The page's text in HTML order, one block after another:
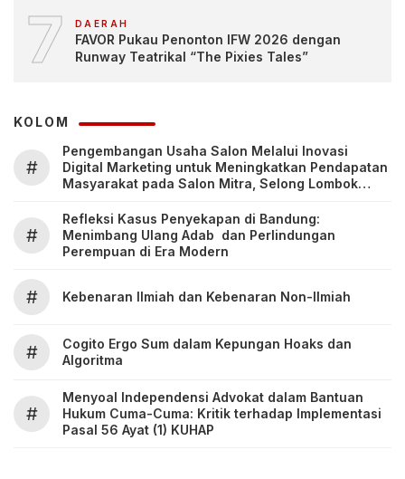
7 DAERAH
FAVOR Pukau Penonton IFW 2026 dengan
Runway Teatrikal “The Pixies Tales”
KOLOM
#
Pengembangan Usaha Salon Melalui Inovasi
Digital Marketing untuk Meningkatkan Pendapatan
Masyarakat pada Salon Mitra, Selong Lombok
#
Refleksi Kasus Penyekapan di Bandung:
Menimbang Ulang Adab dan Perlindungan
Perempuan di Era Modern
# Kebenaran Ilmiah dan Kebenaran Non-Ilmiah
#
Cogito Ergo Sum dalam Kepungan Hoaks dan
Algoritma
#
Menyoal Independensi Advokat dalam Bantuan
Hukum Cuma-Cuma: Kritik terhadap Implementasi
Pasal 56 Ayat (1) KUHAP